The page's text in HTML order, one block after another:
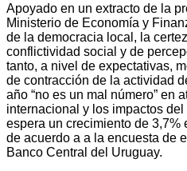
Apoyado en un extracto de la
Ministerio de Economía y
de la democracia local, la
conflictividad social y de
tanto, a nivel de expectativas,
de contracción de la actividad
año “no es un mal número” en
internacional y los impactos
espera un crecimiento de 3,7%
de acuerdo a a la encuesta de
Banco Central del Uruguay.